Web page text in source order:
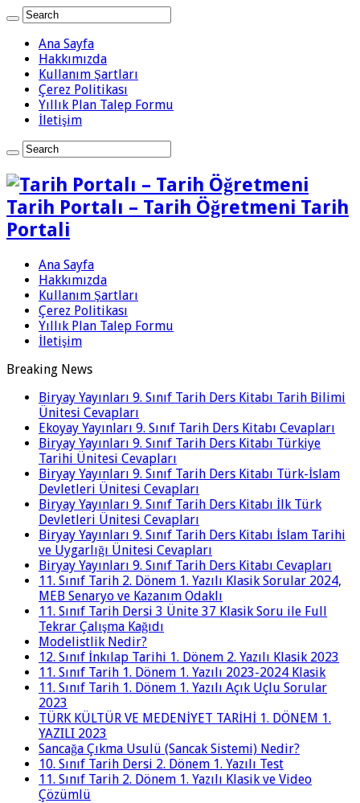
Ana Sayfa
Hakkımızda
Kullanım Şartları
Çerez Politikası
Yıllık Plan Talep Formu
İletişim
Tarih Portalı – Tarih Öğretmeni Tarih
Portali
Ana Sayfa
Hakkımızda
Kullanım Şartları
Çerez Politikası
Yıllık Plan Talep Formu
İletişim
Breaking News
Biryay Yayınları 9. Sınıf Tarih Ders Kitabı Tarih Bilimi
Ünitesi Cevapları
Ekoyay Yayınları 9. Sınıf Tarih Ders Kitabı Cevapları
Biryay Yayınları 9. Sınıf Tarih Ders Kitabı Türkiye
Tarihi Ünitesi Cevapları
Biryay Yayınları 9. Sınıf Tarih Ders Kitabı Türk-İslam
Devletleri Ünitesi Cevapları
Biryay Yayınları 9. Sınıf Tarih Ders Kitabı İlk Türk
Devletleri Ünitesi Cevapları
Biryay Yayınları 9. Sınıf Tarih Ders Kitabı İslam Tarihi
ve Uygarlığı Ünitesi Cevapları
Biryay Yayınları 9. Sınıf Tarih Ders Kitabı Cevapları
11. Sınıf Tarih 2. Dönem 1. Yazılı Klasik Sorular 2024,
MEB Senaryo ve Kazanım Odaklı
11. Sınıf Tarih Dersi 3 Ünite 37 Klasik Soru ile Full
Tekrar Çalışma Kağıdı
Modelistlik Nedir?
12. Sınıf İnkılap Tarihi 1. Dönem 2. Yazılı Klasik 2023
11. Sınıf Tarih 1. Dönem 1. Yazılı 2023-2024 Klasik
11. Sınıf Tarih 1. Dönem 1. Yazılı Açık Uçlu Sorular
2023
TÜRK KÜLTÜR VE MEDENİYET TARİHİ 1. DÖNEM 1.
YAZILI 2023
Sancağa Çıkma Usulü (Sancak Sistemi) Nedir?
10. Sınıf Tarih Dersi 2. Dönem 1. Yazılı Test
11. Sınıf Tarih 2. Dönem 1. Yazılı Klasik ve Video
Çözümlü